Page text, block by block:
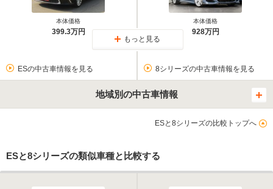
本体価格
399.3万円
本体価格
928万円
もっと見る
ESの中古車情報を見る 8シリーズの中古車情報を見る
地域別の中古車情報
ESと8シリーズの比較トップへ
ESと8シリーズの類似車種と比較する